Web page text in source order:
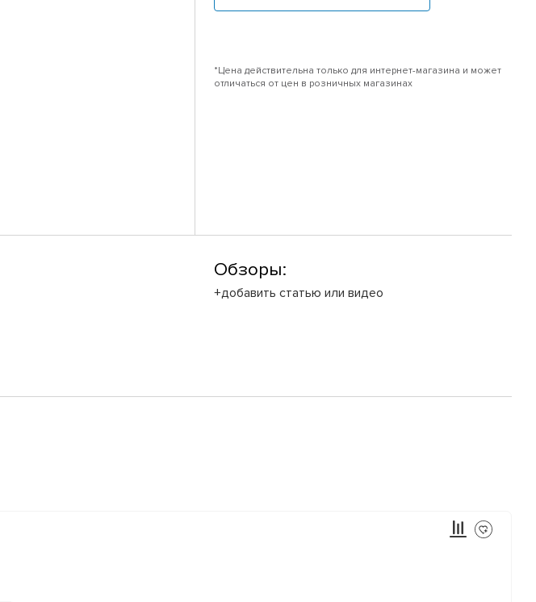
*Цена действительна только для интернет-магазина и может
отличаться от цен в розничных магазинах
Обзоры:
+добавить статью или видео